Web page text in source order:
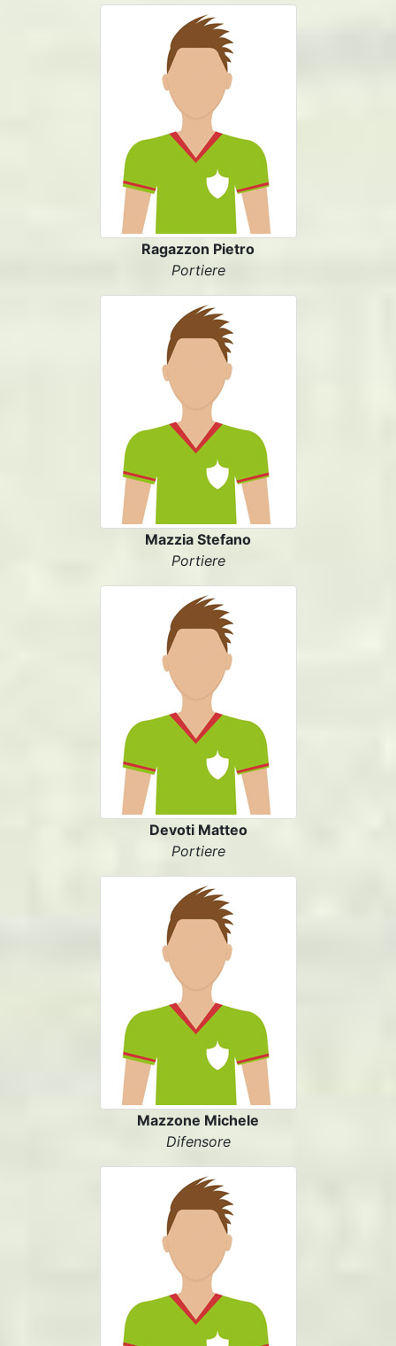
Ragazzon Pietro
Portiere
Mazzia Stefano
Portiere
Devoti Matteo
Portiere
Mazzone Michele
Difensore